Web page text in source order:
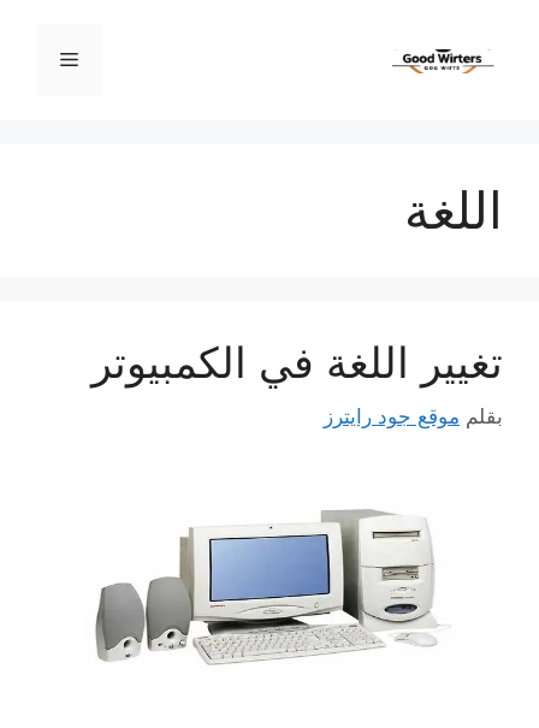
المحتوى
القائمة
اللغة
تغيير اللغة في الكمبيوتر
بقلم موقع جود رايترز